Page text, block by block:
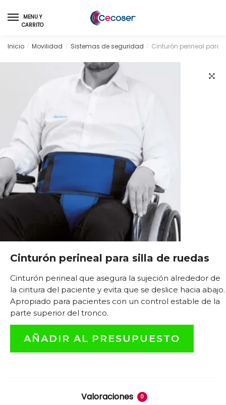
to
navigation
to
content
MENU Y
CARRITO
Inicio / Movilidad / Sistemas de seguridad / Cinturón perineal para
Cinturón perineal para silla de ruedas
Cinturón perineal que asegura la sujeción alrededor de
la cintura del paciente y evita que se deslice hacia abajo.
Apropiado para pacientes con un control estable de la
parte superior del tronco.
AÑADIR AL PRESUPUESTO
Valoraciones 0